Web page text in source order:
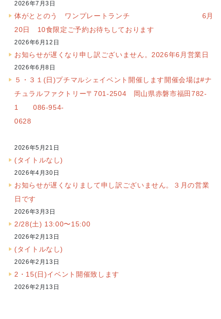
2026年7月3日
体がととのう ワンプレートランチ 6月
20日 10食限定ご予約お待ちしております
2026年6月12日
お知らせが遅くなり申し訳ございません。2026年6月営業日
2026年6月8日
５・３１(日)プチマルシェイベント開催します開催会場は#ナ
チュラルファクトリー〒701-2504 岡山県赤磐市福田782-
1 086-954-
0628
2026年5月21日
(タイトルなし)
2026年4月30日
お知らせが遅くなりまして申し訳ございません。３月の営業
日です
2026年3月3日
2/28(土) 13:00〜15:00
2026年2月13日
(タイトルなし)
2026年2月13日
2・15(日)イベント開催致します
2026年2月13日